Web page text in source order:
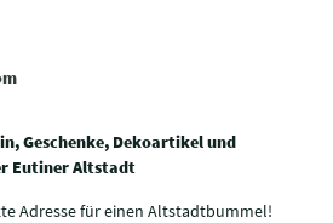
Geschenke, Dekoartikel und
Eutiner Altstadt
Adresse für einen Altstadtbummel!